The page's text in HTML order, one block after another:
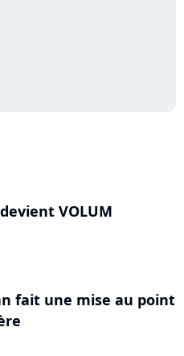
VOLUM
fait une mise au point